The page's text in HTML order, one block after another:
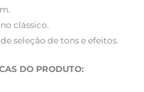
clássico.
seleção de tons e efeitos.
DO PRODUTO: